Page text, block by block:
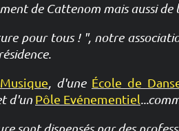
de Cattenom mais aussi de
pour tous ! ", notre
, d'une École de
d'un Pôle Evénementiel